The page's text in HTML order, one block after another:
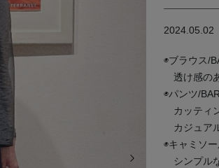
2024.05.02
◉ブラウス/
透け感の
◉パンツ/
カッティ
カジュア
◉キャミソ
シンプル